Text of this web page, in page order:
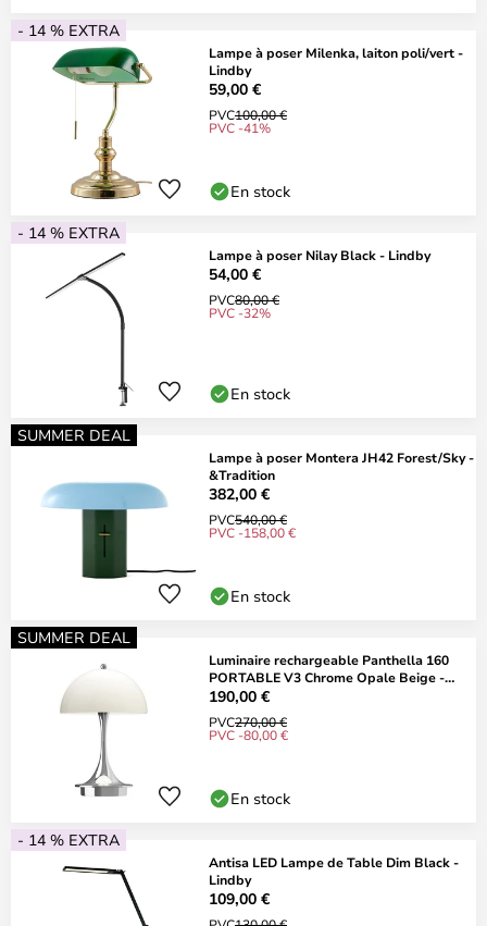
- 14 % EXTRA
Lampe à poser Milenka, laiton poli/vert -
Lindby
59,00 €
PVC100,00 €
PVC -41%
En stock
- 14 % EXTRA
Lampe à poser Nilay Black - Lindby
54,00 €
PVC80,00 €
PVC -32%
En stock
SUMMER DEAL
Lampe à poser Montera JH42 Forest/Sky -
&Tradition
382,00 €
PVC540,00 €
PVC -158,00 €
En stock
SUMMER DEAL
Luminaire rechargeable Panthella 160
PORTABLE V3 Chrome Opale Beige -
Louis
190,00 €
PVC270,00 €
PVC -80,00 €
En stock
- 14 % EXTRA
Antisa LED Lampe de Table Dim Black -
Lindby
109,00 €